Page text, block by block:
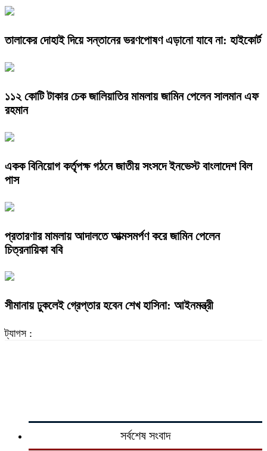
তালাকের দোহাই দিয়ে সন্তানের ভরণপোষণ এড়ানো যাবে না: হাইকোর্ট
১১২ কোটি টাকার চেক জালিয়াতির মামলায় জামিন পেলেন সালমান এফ
রহমান
একক বিনিয়োগ কর্তৃপক্ষ গঠনে জাতীয় সংসদে ইনভেস্ট বাংলাদেশ বিল
পাস
প্রতারণার মামলায় আদালতে আত্মসমর্পণ করে জামিন পেলেন
চিত্রনায়িকা ববি
সীমানায় ঢুকলেই গ্রেপ্তার হবেন শেখ হাসিনা: আইনমন্ত্রী
ট্যাগস :
সর্বশেষ সংবাদ